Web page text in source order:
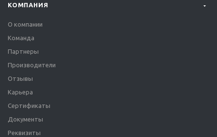
КОМПАНИЯ
О компании
Команда
Партнеры
Производители
Отзывы
Карьера
Сертификаты
Документы
Реквизиты